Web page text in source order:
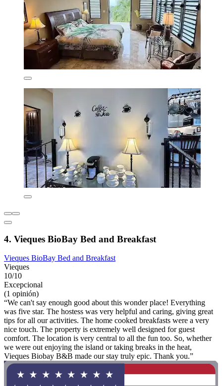
4. Vieques BioBay Bed and Breakfast
Vieques BioBay Bed and Breakfast
Vieques
10/10
Excepcional
(1 opinión)
“We can't say enough good about this wonder place! Everything
was five star. The hostess was very helpful and caring, giving great
tips for all our activities. The home cooked breakfasts were a very
nice touch. The property is extremely well designed for guest
comfort. The location is very central to all the fun too. So, whether
we were out enjoying the island or taking breaks in the heat,
Vieques Biobay B&B made our stay truly epic. Thank you.”